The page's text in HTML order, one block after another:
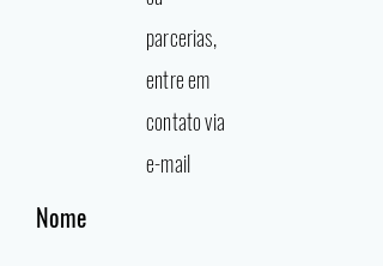
parcerias,
entre em
contato via
e-mail
Nome